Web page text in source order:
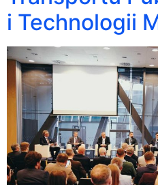
i Technologii